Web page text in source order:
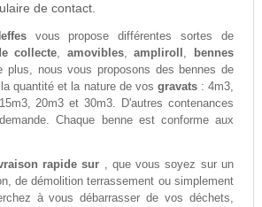
de contact.
vous propose différentes sortes de
collecte, amovibles,ampliroll ,
bennes
nous vous proposons des bennes de
quantité et la nature de vos gravats: 4m3,
20m3 et 30m3. D'autres contenances
Chaque benne est conforme aux
rapide sur , que vous soyez sur un
de démolition terrassement ou simplement
à vous débarrasser de vos déchets,